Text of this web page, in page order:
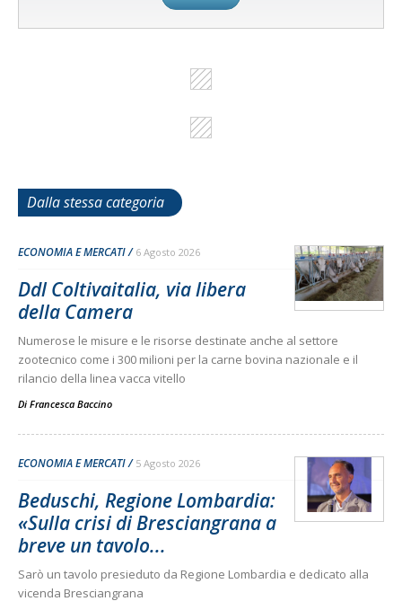
Dalla stessa categoria
ECONOMIA E MERCATI 6 Agosto 2026
Ddl Coltivaitalia, via libera
della Camera
Numerose le misure e le risorse destinate anche al settore
zootecnico come i 300 milioni per la carne bovina nazionale e il
rilancio della linea vacca vitello
Di Francesca Baccino
ECONOMIA E MERCATI 5 Agosto 2026
Beduschi, Regione Lombardia:
«Sulla crisi di Bresciangrana a
breve un tavolo...
Sarò un tavolo presieduto da Regione Lombardia e dedicato alla
vicenda Bresciangrana